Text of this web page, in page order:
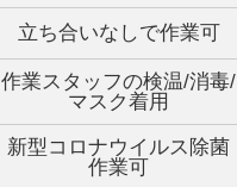
立ち合いなしで作業可
作業スタッフの検温/消毒/
マスク着用
新型コロナウイルス除菌
作業可